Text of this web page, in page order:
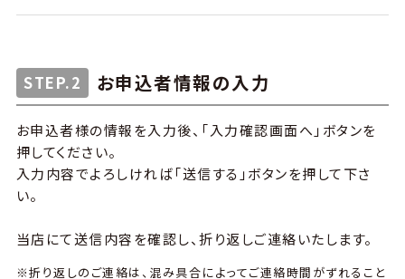
STEP.2 お申込者情報の入力
お申込者様の情報を入力後、「入力確認画面へ」ボタンを
押してください。
入力内容でよろしければ「送信する」ボタンを押して下さ
い。
当店にて送信内容を確認し、折り返しご連絡いたします。
※折り返しのご連絡は、混み具合によってご連絡時間がずれること